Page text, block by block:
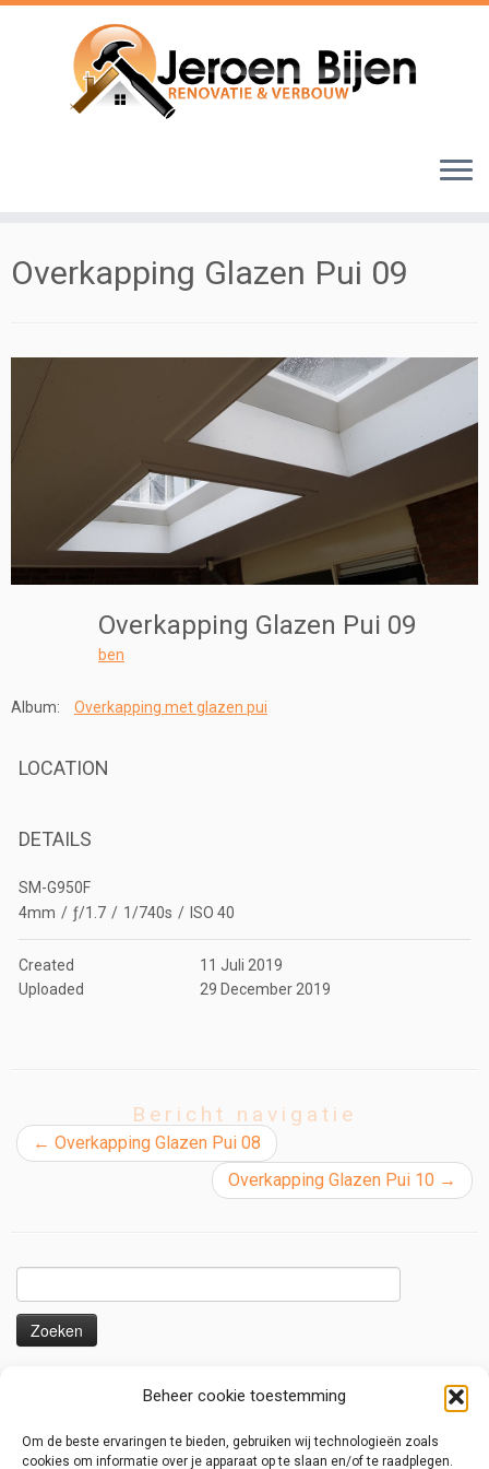
Beheer cookie toestemming
Om de beste ervaringen te bieden, gebruiken wij technologieën zoals
cookies om informatie over je apparaat op te slaan en/of te raadplegen.
Ga
Overkapping Glazen Pui 09
Overkapping Glazen Pui 09
ben
Album: Overkapping met glazen pui
LOCATION
DETAILS
SM-G950F
4mm / ƒ/1.7 / 1/740s / ISO 40
Created
11 Juli 2019
Uploaded
29 December 2019
Bericht navigatie
← Overkapping Glazen Pui 08
Overkapping Glazen Pui 10 →
naar:
Overkapping met liggers voor zonnedoeken